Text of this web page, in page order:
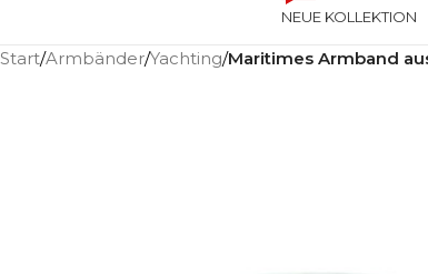
NEUE KOLLEKTION
Start/Armbänder/Yachting/Maritimes Armband